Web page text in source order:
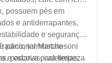
possuem pés em
e antiderrapantes,
e segurança.
pano, termostato
e escova para limpeza
Marchesoni
padarias, cafeterias,